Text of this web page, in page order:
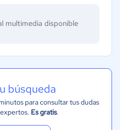
multimedia disponible
búsqueda
para consultar tus dudas
Es gratis.